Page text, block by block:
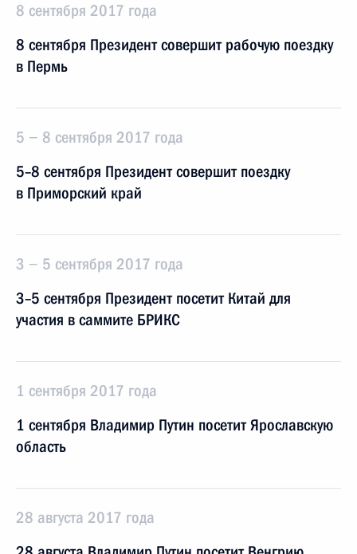
8 сентября 2017 года
8 сентября Президент совершит рабочую поездку
в Пермь
5 − 8 сентября 2017 года
5–8 сентября Президент совершит поездку
в Приморский край
3 − 5 сентября 2017 года
3–5 сентября Президент посетит Китай для
участия в саммите БРИКС
1 сентября 2017 года
1 сентября Владимир Путин посетит Ярославскую
область
28 августа 2017 года